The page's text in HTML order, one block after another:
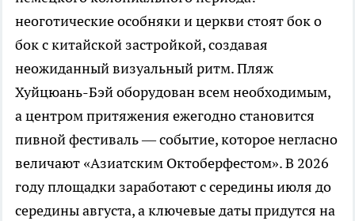
неоготические особняки и церкви стоят бок о
бок с китайской застройкой, создавая
неожиданный визуальный ритм. Пляж
Хуйцюань-Бэй оборудован всем необходимым,
а центром притяжения ежегодно становится
пивной фестиваль — событие, которое негласно
величают «Азиатским Октоберфестом». В 2026
году площадки заработают с середины июля до
середины августа, а ключевые даты придутся на